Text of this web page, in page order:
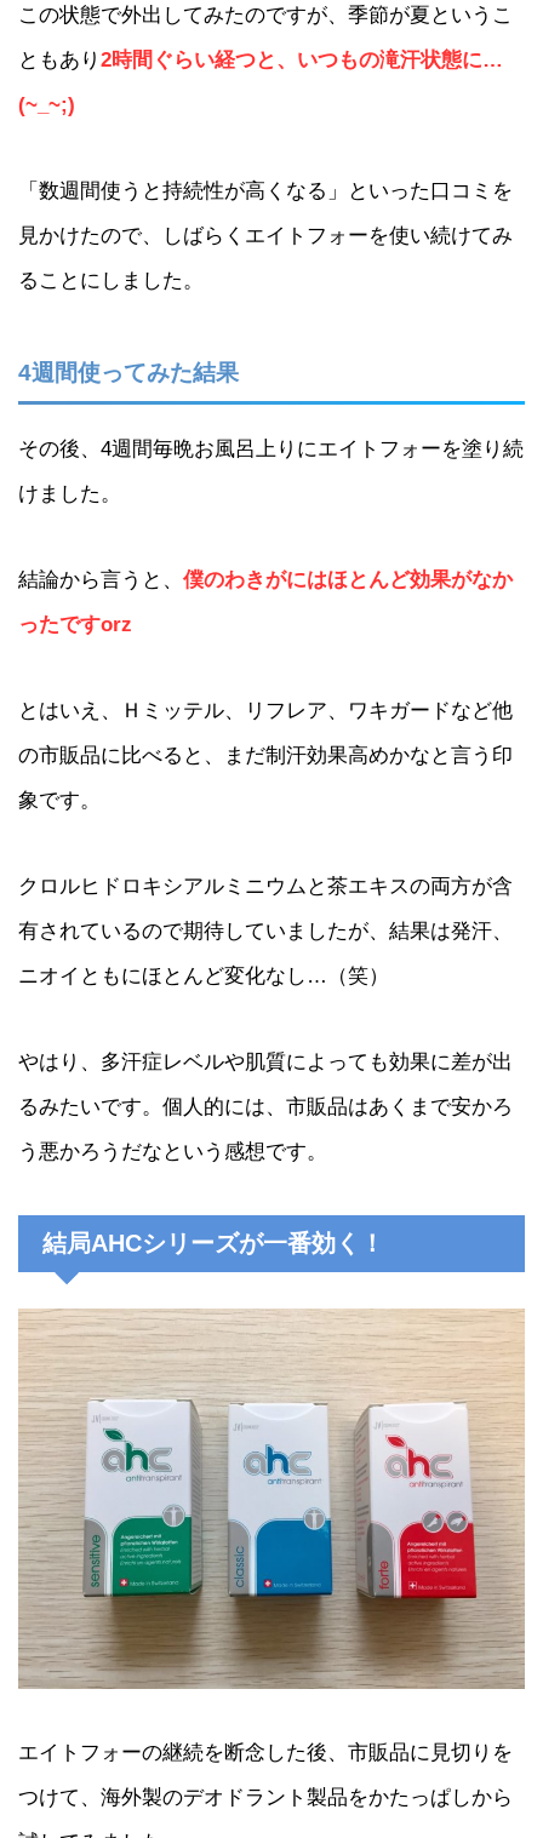
この状態で外出してみたのですが、季節が夏というこ
ともあり 2時間ぐらい経つと、いつもの滝汗状態に…
(~_~;)
「数週間使うと持続性が高くなる」といった口コミを
見かけたので、しばらくエイトフォーを使い続けてみ
ることにしました。
4週間使ってみた結果
その後、4週間毎晩お風呂上りにエイトフォーを塗り続
けました。
結論から言うと、 僕のわきがにはほとんど効果がなか
ったですorz
とはいえ、Ｈミッテル、リフレア、ワキガードなど他
の市販品に比べると、まだ制汗効果高めかなと言う印
象です。
クロルヒドロキシアルミニウムと茶エキスの両方が含
有されているので期待していましたが、結果は発汗、
ニオイともにほとんど変化なし…（笑）
やはり、多汗症レベルや肌質によっても効果に差が出
るみたいです。個人的には、市販品はあくまで安かろ
う悪かろうだなという感想です。
結局AHCシリーズが一番効く！
エイトフォーの継続を断念した後、市販品に見切りを
つけて、海外製のデオドラント製品をかたっぱしから